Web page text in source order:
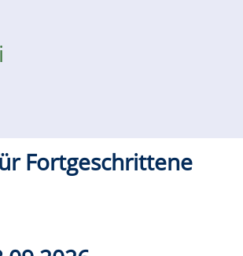
Fortgeschrittene